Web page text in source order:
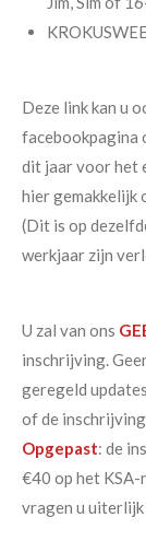
Deze link kan u
facebookpagina
dit jaar voor het
hier gemakkelijk
(Dit is op
werkjaar zijn
U zal van ons
inschrijving.
geregeld
of de
Opgepast: de
€40 op het
vragen u